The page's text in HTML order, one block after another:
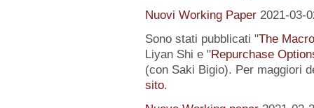
Nuovi Working Paper 2021-03-
Sono stati pubblicati "The
Liyan Shi e "Repurchase
(con Saki Bigio). Per maggiori
sito.